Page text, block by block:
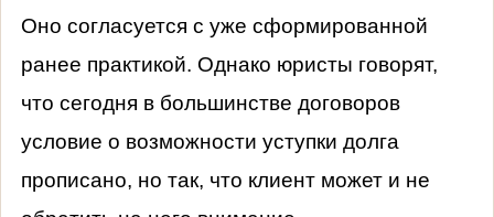
Оно согласуется с уже сформированной
ранее практикой. Однако юристы говорят,
что сегодня в большинстве договоров
условие о возможности уступки долга
прописано, но так, что клиент может и не